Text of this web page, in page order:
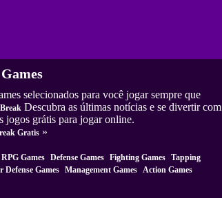
selecionados para você jogar sempre que
Descubra as últimas notícias e se divertir com
jogos grátis para jogar online.
Gratis »
RPG Games Defense Games Fighting Games Tapping
Defense Games Management Games Action Games